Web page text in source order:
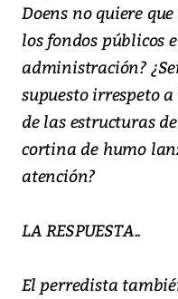
Doens no quiere
los fondos públicos
administración?
supuesto irrespeto
de las estructuras
cortina de humo
atención?
LA RESPUESTA..
El perredista